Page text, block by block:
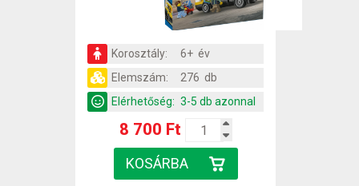
Korosztály:
6+ év
Elemszám:
276 db
Elérhetőség: 3-5 db azonnal
8 700 Ft